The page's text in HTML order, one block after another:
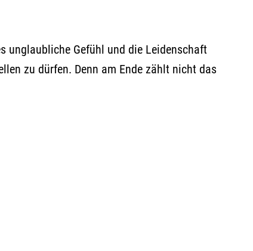
unglaubliche Gefühl und die Leidenschaft
zu dürfen. Denn am Ende zählt nicht das